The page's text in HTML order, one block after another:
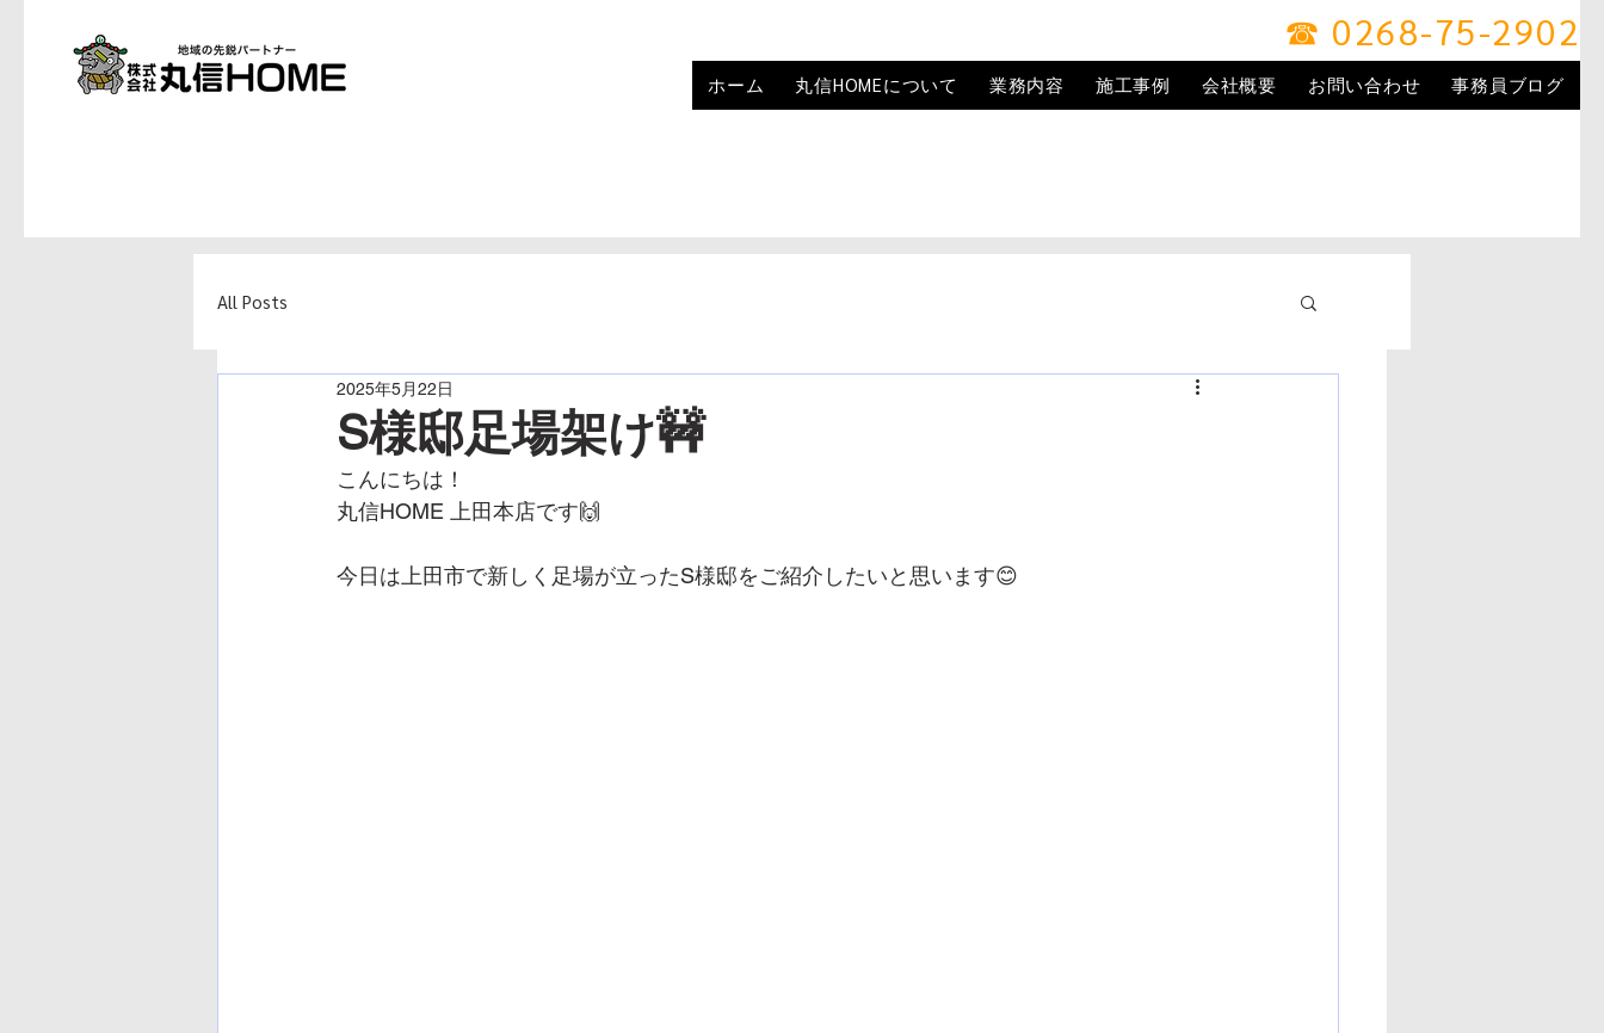
☎ 0268-75-2902
ホーム 丸信HOMEについて 業務内容 施工事例 会社概要 お問い合わせ 事務員ブログ
All Posts
S様邸足場架け🚧
2025年5月22日
こんにちは！
丸信HOME 上田本店です🙌
今日は上田市で新しく足場が立ったS様邸をご紹介したいと思います😊